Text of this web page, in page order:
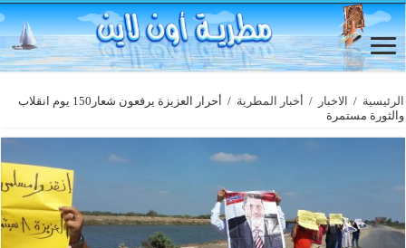
الرئيسية / الاخبار / أخبار المطرية /
أحرار العزيزة يرفعون شعار150 يوم انقلاب
والثورة مستمرة